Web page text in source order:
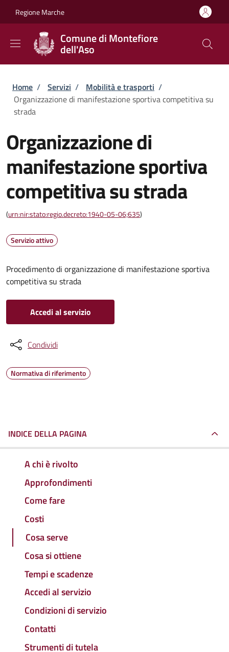
Regione Marche
Comune di Montefiore
dell'Aso
Briciole di pane
Home / Servizi / Mobilità e trasporti /
Organizzazione di manifestazione sportiva competitiva su
strada
Organizzazione di
manifestazione sportiva
competitiva su strada
(urn:nir:stato:regio.decreto:1940-05-06;635)
Servizio attivo
Procedimento di organizzazione di manifestazione sportiva
competitiva su strada
Accedi al servizio
Condividi
Normativa di riferimento
INDICE DELLA PAGINA
A chi è rivolto
Approfondimenti
Come fare
Costi
Cosa serve
Cosa si ottiene
Tempi e scadenze
Accedi al servizio
Condizioni di servizio
Contatti
Strumenti di tutela